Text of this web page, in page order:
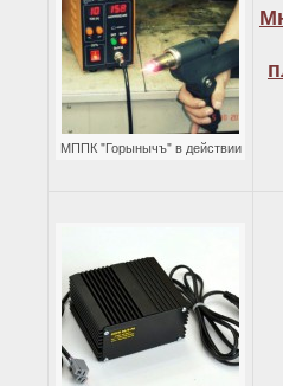
МППК "Горынычъ" в действии